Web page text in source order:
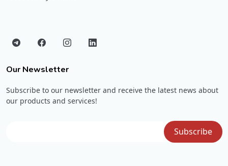
Our Newsletter
Subscribe to our newsletter and receive the latest news about
our products and services!